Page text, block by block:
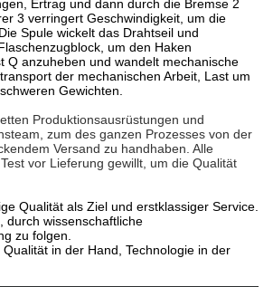
Ertrag und dann durch die Bremse 2
3 verringert Geschwindigkeit, um die
Spule wickelt das Drahtseil und
um den Haken
Q anzuheben und wandelt mechanische
der mechanischen Arbeit, Last um
Gewichten.
Produktionsausrüstungen und
zum des ganzen Prozesses von der
Versand zu handhaben. Alle
vor Lieferung gewillt, um die Qualität
Qualität als Ziel und erstklassiger Service.
durch wissenschaftliche
zu folgen.
in der Hand, Technologie in der